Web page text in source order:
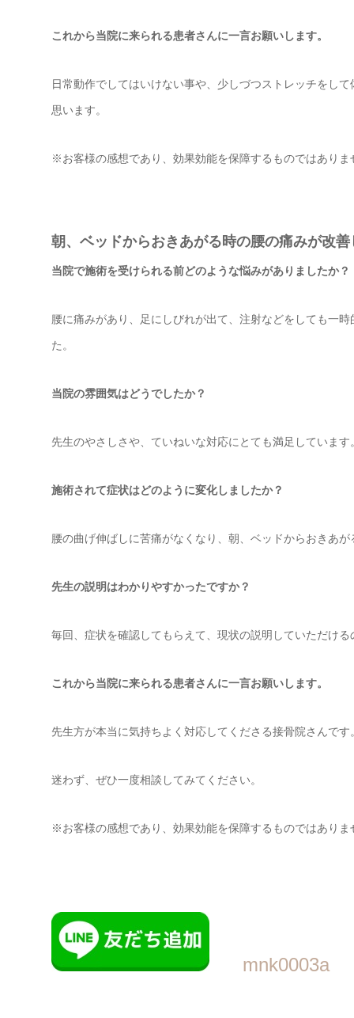
これから当院に来られる患者さんに一言お願いします。
日常動作でしてはいけない事や、少しづつストレッチをし
思います。
※お客様の感想であり、効果効能を保障するものではありま
朝、ベッドからおきあがる時の腰の痛みが改
当院で施術を受けられる前どのような悩みがありましたか？
腰に痛みがあり、足にしびれが出て、注射などをしても一
た。
当院の雰囲気はどうでしたか？
先生のやさしさや、ていねいな対応にとても満足しています
施術されて症状はどのように変化しましたか？
腰の曲げ伸ばしに苦痛がなくなり、朝、ベッドからおきあ
先生の説明はわかりやすかったですか？
毎回、症状を確認してもらえて、現状の説明していただけ
これから当院に来られる患者さんに一言お願いします。
先生方が本当に気持ちよく対応してくださる接骨院さんです
迷わず、ぜひ一度相談してみてください。
※お客様の感想であり、効果効能を保障するものではありま
mnk0003a